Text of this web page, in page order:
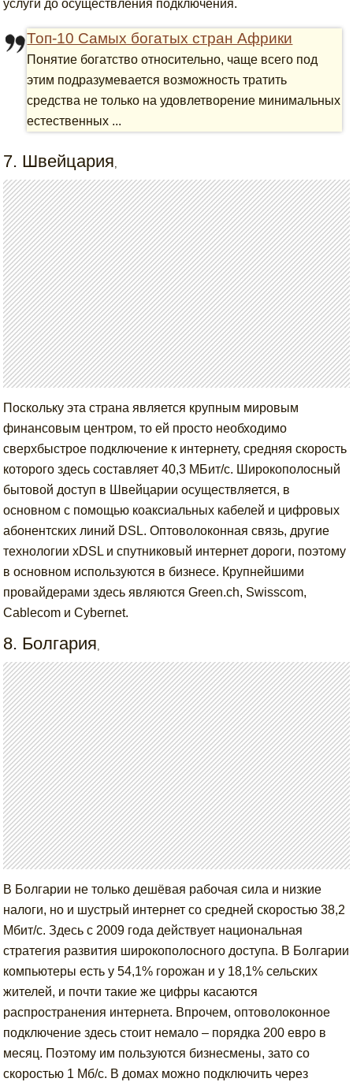
услуги до осуществления подключения.
Топ-10 Самых богатых стран Африки
Понятие богатство относительно, чаще всего под
этим подразумевается возможность тратить
средства не только на удовлетворение минимальных
естественных ...
7. Швейцария,
Поскольку эта страна является крупным мировым
финансовым центром, то ей просто необходимо
сверхбыстрое подключение к интернету, средняя скорость
которого здесь составляет 40,3 МБит/с. Широкополосный
бытовой доступ в Швейцарии осуществляется, в
основном с помощью коаксиальных кабелей и цифровых
абонентских линий DSL. Оптоволоконная связь, другие
технологии xDSL и спутниковый интернет дороги, поэтому
в основном используются в бизнесе. Крупнейшими
провайдерами здесь являются Green.ch, Swisscom,
Cablecom и Cybernet.
8. Болгария
В Болгарии не только дешёвая рабочая сила и низкие
налоги, но и шустрый интернет со средней скоростью 38,2
Мбит/с. Здесь с 2009 года действует национальная
стратегия развития широкополосного доступа. В Болгарии
компьютеры есть у 54,1% горожан и у 18,1% сельских
жителей, и почти такие же цифры касаются
распространения интернета. Впрочем, оптоволоконное
подключение здесь стоит немало – порядка 200 евро в
месяц. Поэтому им пользуются бизнесмены, зато со
скоростью 1 Мб/с. В домах можно подключить через